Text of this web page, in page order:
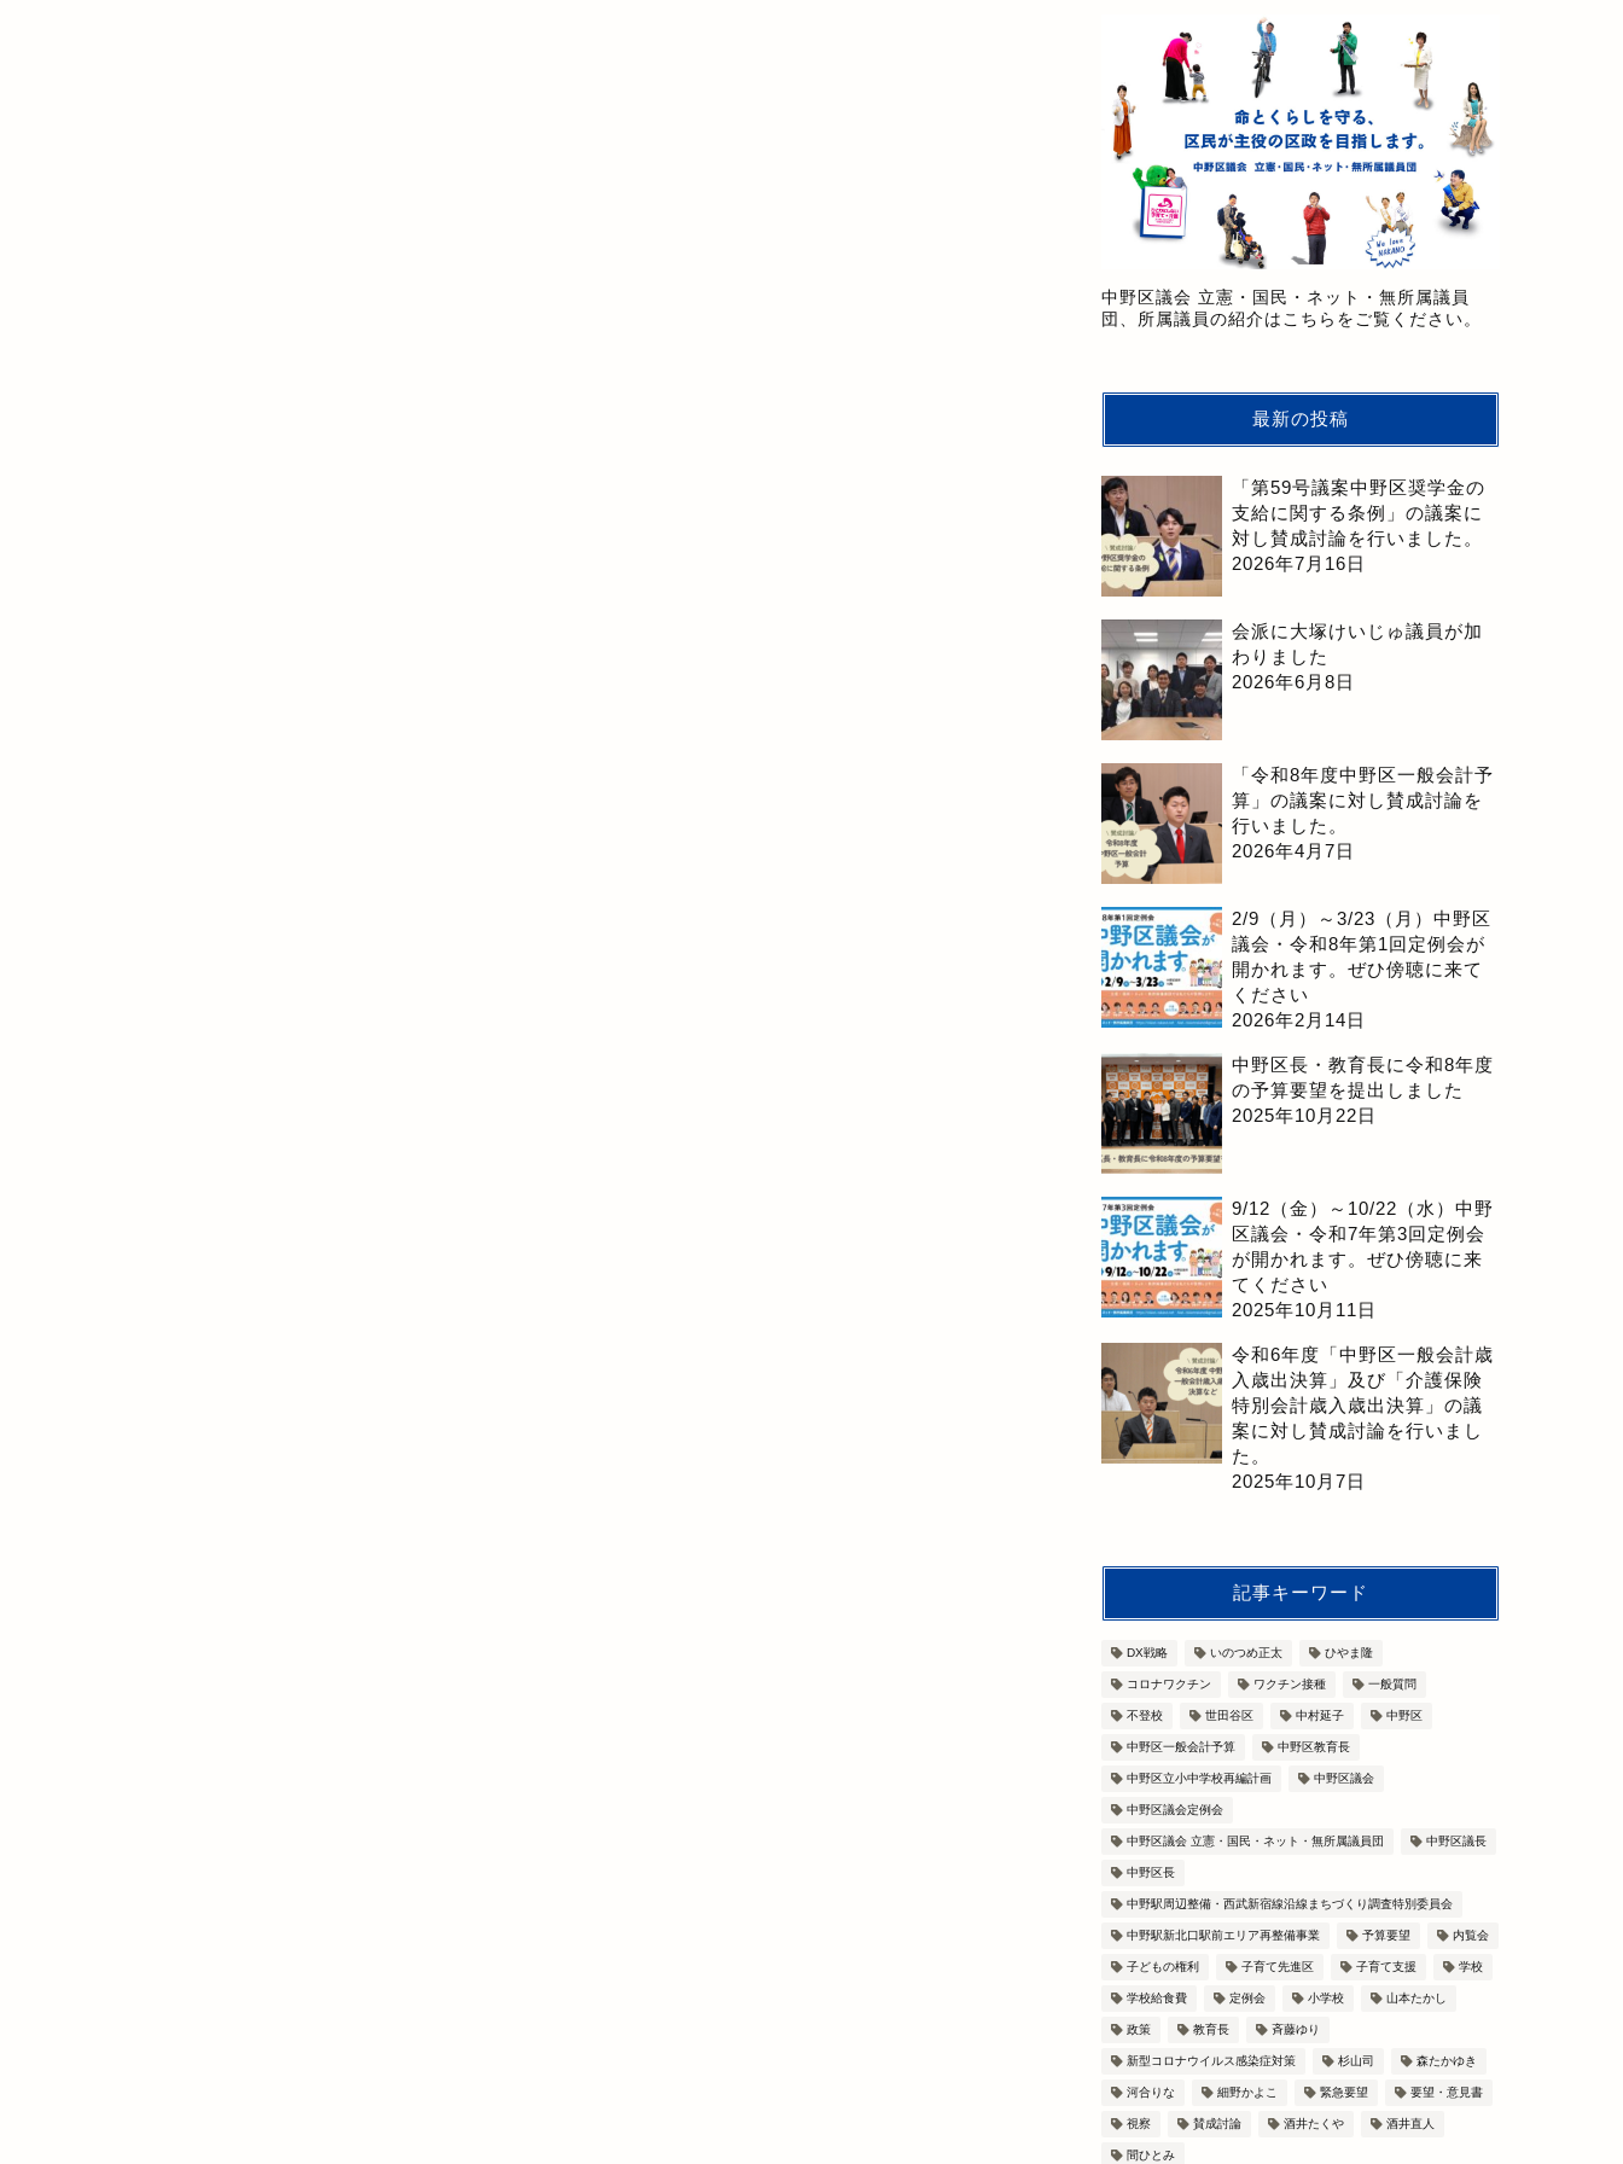
中野区議会 立憲・国民・ネット・無所属議員
団、所属議員の紹介はこちらをご覧ください。
最新の投稿
「第59号議案中野区奨学金の
支給に関する条例」の議案に
対し賛成討論を行いました。
2026年7月16日
会派に大塚けいじゅ議員が加
わりました
2026年6月8日
「令和8年度中野区一般会計予
算」の議案に対し賛成討論を
行いました。
2026年4月7日
2/9（月）～3/23（月）中野区
議会・令和8年第1回定例会が
開かれます。ぜひ傍聴に来て
ください
2026年2月14日
中野区長・教育長に令和8年度
の予算要望を提出しました
2025年10月22日
9/12（金）～10/22（水）中野
区議会・令和7年第3回定例会
が開かれます。ぜひ傍聴に来
てください
2025年10月11日
令和6年度「中野区一般会計歳
入歳出決算」及び「介護保険
特別会計歳入歳出決算」の議
案に対し賛成討論を行いまし
た。
2025年10月7日
記事キーワード
DX戦略 いのつめ正太 ひやま隆
コロナワクチン ワクチン接種 一般質問
不登校 世田谷区 中村延子 中野区
中野区一般会計予算 中野区教育長
中野区立小中学校再編計画 中野区議会
中野区議会定例会
中野区議会 立憲・国民・ネット・無所属議員団 中野区議長
中野区長
中野駅周辺整備・西武新宿線沿線まちづくり調査特別委員会
中野駅新北口駅前エリア再整備事業 予算要望 内覧会
子どもの権利 子育て先進区 子育て支援 学校
学校給食費 定例会 小学校 山本たかし
政策 教育長 斉藤ゆり
新型コロナウイルス感染症対策 杉山司 森たかゆき
河合りな 細野かよこ 緊急要望 要望・意見書
視察 賛成討論 酒井たくや 酒井直人
間ひとみ